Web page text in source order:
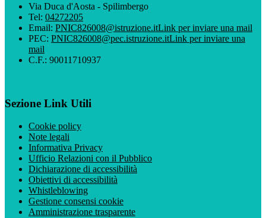
Via Duca d'Aosta - Spilimbergo
Tel: 04272205
Email: PNIC826008@istruzione.itLink per inviare una mail
PEC: PNIC826008@pec.istruzione.itLink per inviare una
mail
C.F.: 90011710937
Sezione Link Utili
Cookie policy
Note legali
Informativa Privacy
Ufficio Relazioni con il Pubblico
Dichiarazione di accessibilità
Obiettivi di accessibilità
Whistleblowing
Gestione consensi cookie
Amministrazione trasparente